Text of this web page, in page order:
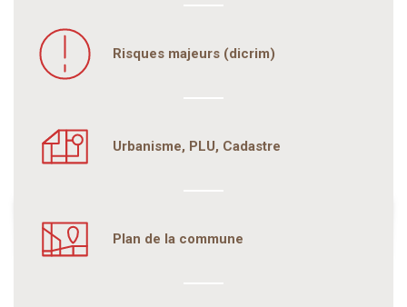
Risques majeurs (dicrim)
Urbanisme, PLU, Cadastre
Plan de la commune